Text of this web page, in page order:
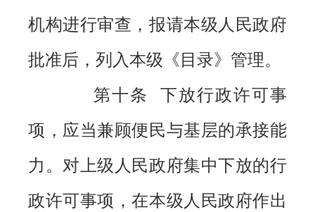
机构进行审查，报请本级人民政府
批准后，列入本级《目录》管理。
第十条 下放行政许可事
项，应当兼顾便民与基层的承接能
力。对上级人民政府集中下放的行
政许可事项，在本级人民政府作出